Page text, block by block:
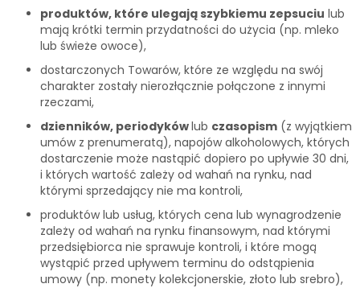
produktów, które ulegają szybkiemu zepsuciu lub
mają krótki termin przydatności do użycia (np. mleko
lub świeże owoce),
dostarczonych Towarów, które ze względu na swój
charakter zostały nierozłącznie połączone z innymi
rzeczami,
dzienników, periodykówlub czasopism (z wyjątkiem
umów z prenumeratą), napojów alkoholowych, których
dostarczenie może nastąpić dopiero po upływie 30 dni,
i których wartość zależy od wahań na rynku, nad
którymi sprzedający nie ma kontroli,
produktów lub usług, których cena lub wynagrodzenie
zależy od wahań na rynku finansowym, nad którymi
przedsiębiorca nie sprawuje kontroli, i które mogą
wystąpić przed upływem terminu do odstąpienia
umowy (np. monety kolekcjonerskie, złoto lub srebro),